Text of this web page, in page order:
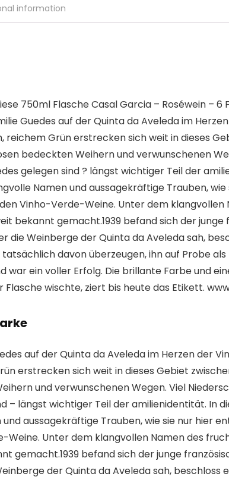
information
750ml Flasche Casal Garcia – Roséwein – 6
Guedes auf der Quinta da Aveleda im
Grün erstrecken sich weit in dieses
bedeckten Weihern und verwunschenen
gelegen sind ? längst wichtiger Teil der
Namen und aussagekräftige Trauben,
Vinho-Verde-Weine. Unter dem
bekannt gemacht.1939 befand sich der
die Weinberge der Quinta da Aveleda sah,
davon überzeugen, ihn auf Probe
war ein voller Erfolg. Die brillante Farbe und
wischte, ziert bis heute das Etikett.
auf der Quinta da Aveleda im Herzen der
erstrecken sich weit in dieses Gebiet
und verwunschenen Wegen. Viel
– längst wichtiger Teil der amilienidentität.
und aussagekräftige Trauben, wie sie nur hier
Unter dem klangvollen Namen des
gemacht.1939 befand sich der junge
der Quinta da Aveleda sah,